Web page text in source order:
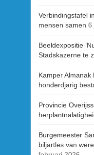
Verbindingstafel
mensen samen 6
Beeldexpositie
Stadskazerne te
Kamper
honderdjarig
Provincie
Burgemeester
biljartles van